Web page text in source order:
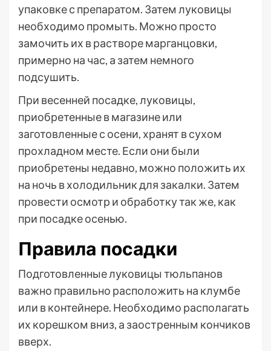
упаковке с препаратом. Затем луковицы
необходимо промыть. Можно просто
замочить их в растворе марганцовки,
примерно на час, а затем немного
подсушить.
При весенней посадке, луковицы,
приобретенные в магазине или
заготовленные с осени, хранят в сухом
прохладном месте. Если они были
приобретены недавно, можно положить их
на ночь в холодильник для закалки. Затем
провести осмотр и обработку так же, как
при посадке осенью.
Правила посадки
Подготовленные луковицы тюльпанов
важно правильно расположить на клумбе
или в контейнере. Необходимо располагать
их корешком вниз, а заостренным кончиков
вверх.